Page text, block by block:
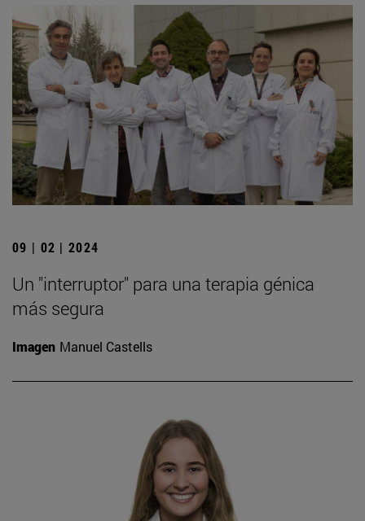
09 | 02 | 2024
Un "interruptor" para una terapia génica
más segura
Imagen Manuel Castells